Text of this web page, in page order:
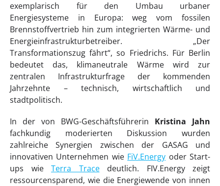
exemplarisch für den Umbau urbaner
Energiesysteme in Europa: weg vom fossilen
Brennstoffvertrieb hin zum integrierten Wärme- und
Energieinfrastrukturbetreiber. „Der
Transformationszug fährt“, so Friedrichs. Für Berlin
bedeutet das, klimaneutrale Wärme wird zur
zentralen Infrastrukturfrage der kommenden
Jahrzehnte – technisch, wirtschaftlich und
stadtpolitisch.
In der von BWG-Geschäftsführerin Kristina Jahn
fachkundig moderierten Diskussion wurden
zahlreiche Synergien zwischen der GASAG und
innovativen Unternehmen wie FiV.Energy oder Start-
ups wie Terra Tracedeutlich. FIV.Energy zeigt
ressourcensparend, wie die Energiewende von innen